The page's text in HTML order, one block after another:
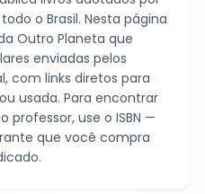
o Brasil. Nesta página
Outro Planeta que
enviadas pelos
com links diretos para
usada. Para encontrar
professor, use o ISBN —
que você compra